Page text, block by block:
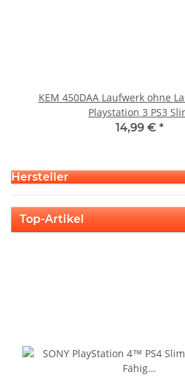
KEM 450DAA Laufwerk ohne
Playstation 3 PS3
14,99 € *
Hersteller
Top-Artikel